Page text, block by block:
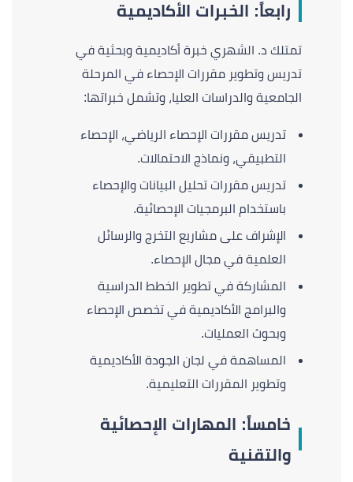
رابعاً: الخبرات الأكاديمية
تمتلك د. الشهري خبرة أكاديمية وبحثية في
تدريس وتطوير مقررات الإحصاء في المرحلة
الجامعية والدراسات العليا، وتشمل خبراتها:
تدريس مقررات الإحصاء الرياضي، الإحصاء
التطبيقي، ونماذج الاحتمالات.
تدريس مقررات تحليل البيانات والإحصاء
باستخدام البرمجيات الإحصائية.
الإشراف على مشاريع التخرج والرسائل
العلمية في مجال الإحصاء.
المشاركة في تطوير الخطط الدراسية
والبرامج الأكاديمية في تخصص الإحصاء
وبحوث العمليات.
المساهمة في لجان الجودة الأكاديمية
وتطوير المقررات التعليمية.
خامساً: المهارات الإحصائية
والتقنية